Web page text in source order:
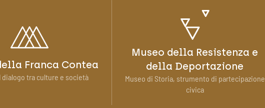
Franca Contea
tra culture e società
Museo della Resistenza e
della Deportazione
Museo di Storia, strumento di partecipazione
civica